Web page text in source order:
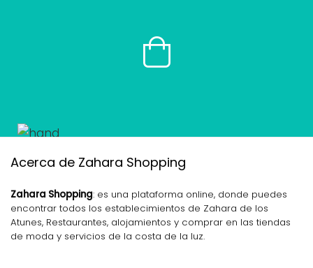
Acerca de Zahara Shopping
Zahara Shopping: es una plataforma online, donde puedes
encontrar todos los establecimientos de Zahara de los
Atunes, Restaurantes, alojamientos y comprar en las tiendas
de moda y servicios de la costa de la luz.